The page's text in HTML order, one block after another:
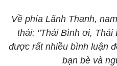
Về phía Lãnh Thanh,
thái: "Thái Bình ơi, Thái
được rất nhiều bình luận
bạn bè và